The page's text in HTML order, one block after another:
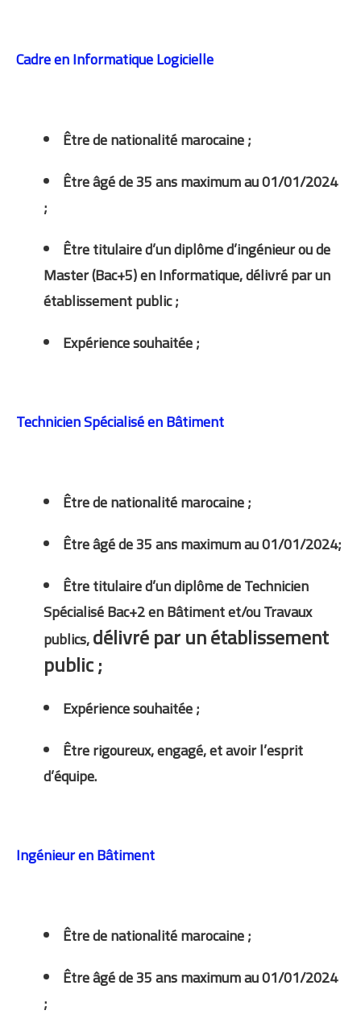
Cadre en Informatique Logicielle
Être de nationalité marocaine ;
Être âgé de 35 ans maximum au 01/01/2024
;
Être titulaire d’un diplôme d’ingénieur ou de
Master (Bac+5) en Informatique, délivré par un
établissement public ;
Expérience souhaitée ;
Technicien Spécialisé en Bâtiment
Être de nationalité marocaine ;
Être âgé de 35 ans maximum au 01/01/2024;
Être titulaire d’un diplôme de Technicien
Spécialisé Bac+2 en Bâtiment et/ou Travaux
publics,délivré par un établissement
public ;
Expérience souhaitée ;
Être rigoureux, engagé, et avoir l’esprit
d’équipe.
Ingénieur en Bâtiment
Être de nationalité marocaine ;
Être âgé de 35 ans maximum au 01/01/2024
;